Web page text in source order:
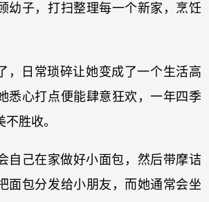
幼子，打扫整理每一个新家，烹饪
，日常琐碎让她变成了一个生活高
悉心打点便能肆意狂欢，一年四季
胜收。
自己在家做好小面包，然后带摩诘
面包分发给小朋友，而她通常会坐